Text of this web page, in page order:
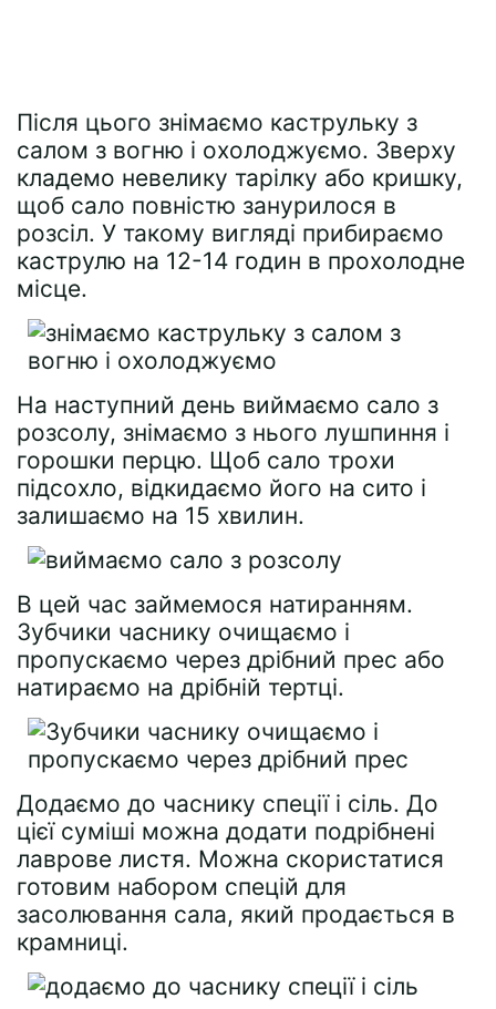
Після цього знімаємо каструльку з
салом з вогню і охолоджуємо. Зверху
кладемо невелику тарілку або кришку,
щоб сало повністю занурилося в
розсіл. У такому вигляді прибираємо
каструлю на 12-14 годин в прохолодне
місце.
На наступний день виймаємо сало з
розсолу, знімаємо з нього лушпиння і
горошки перцю. Щоб сало трохи
підсохло, відкидаємо його на сито і
залишаємо на 15 хвилин.
В цей час займемося натиранням.
Зубчики часнику очищаємо і
пропускаємо через дрібний прес або
натираємо на дрібній тертці.
Додаємо до часнику спеції і сіль. До
цієї суміші можна додати подрібнені
лаврове листя. Можна скористатися
готовим набором спецій для
засолювання сала, який продається в
крамниці.